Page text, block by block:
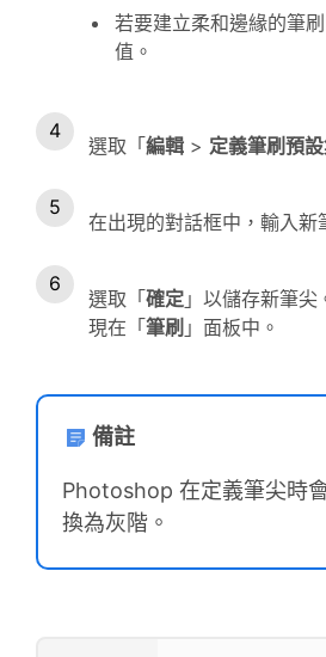
若要建立柔和邊緣的筆
值。
選取「 編輯 > 定義筆刷預
在出現的對話框中，輸入新
選取「 確定 」以儲存新筆
現在「 筆刷 」面板中。
備註
Photoshop 在定義筆尖時
換為灰階。